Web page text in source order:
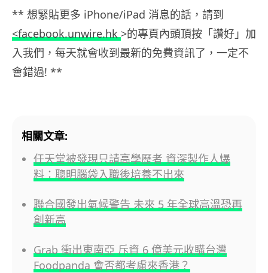
** 想緊貼更多 iPhone/iPad 消息的話，請到
<facebook.unwire.hk >的專頁內頭頂按「讚好」加
入我們，每天就會收到最新的免費資訊了，一定不
會錯過! **
相關文章:
任天堂被發現只請高學歷者 資深製作人爆
料：聰明腦袋入職後培養不出來
聯合國發出氣候警告 未來 5 年全球高溫恐再
創新高
Grab 衝出東南亞 斥資 6 億美元收購台灣
Foodpanda 會否都考慮來香港？